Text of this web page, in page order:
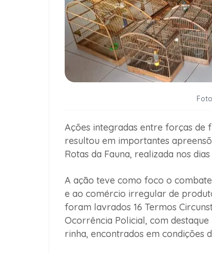
Ações integradas entre forças de
resultou em importantes
Rotas da Fauna, realizada nos
A ação teve como foco o
e ao comércio irregular de
foram lavrados 16 Termos
Ocorrência Policial, com
rinha, encontrados em condições